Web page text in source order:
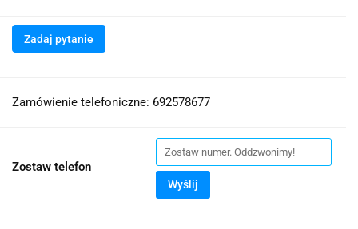
Zadaj pytanie
Zamówienie telefoniczne: 692578677
Zostaw telefon
Wyślij